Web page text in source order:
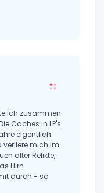
ich zusammen
Caches in LP's
eigentlich
verliere mich im
alter Relikte,
Hirn
durch - so